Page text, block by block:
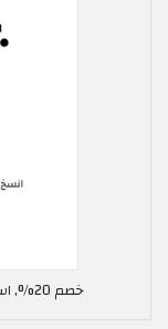
خصم 20%, استخدم كود خصم مبخر في السعودية ALC